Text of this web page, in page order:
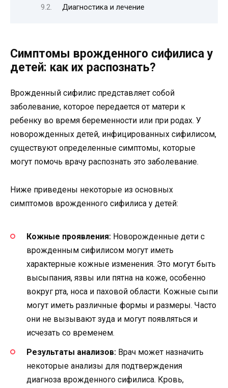
Диагностика и лечение
Симптомы врожденного сифилиса у
детей: как их распознать?
Врожденный сифилис представляет собой
заболевание, которое передается от матери к
ребенку во время беременности или при родах. У
новорожденных детей, инфицированных сифилисом,
существуют определенные симптомы, которые
могут помочь врачу распознать это заболевание.
Ниже приведены некоторые из основных
симптомов врожденного сифилиса у детей:
Кожные проявления: Новорожденные дети с
врожденным сифилисом могут иметь
характерные кожные изменения. Это могут быть
высыпания, язвы или пятна на коже, особенно
вокруг рта, носа и паховой области. Кожные сыпи
могут иметь различные формы и размеры. Часто
они не вызывают зуда и могут появляться и
исчезать со временем.
Результаты анализов: Врач может назначить
некоторые анализы для подтверждения
диагноза врожденного сифилиса. Кровь,